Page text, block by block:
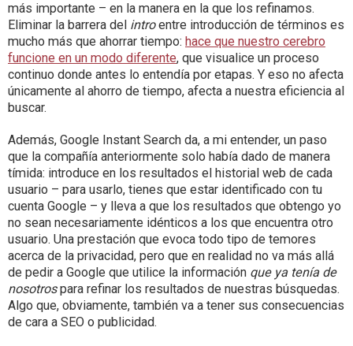
más importante – en la manera en la que los refinamos.
Eliminar la barrera del introentre introducción de términos es
mucho más que ahorrar tiempo: hace que nuestro cerebro
funcione en un modo diferente, que visualice un proceso
continuo donde antes lo entendía por etapas. Y eso no afecta
únicamente al ahorro de tiempo, afecta a nuestra eficiencia al
buscar.
Además, Google Instant Search da, a mi entender, un paso
que la compañía anteriormente solo había dado de manera
tímida: introduce en los resultados el historial web de cada
usuario – para usarlo, tienes que estar identificado con tu
cuenta Google – y lleva a que los resultados que obtengo yo
no sean necesariamente idénticos a los que encuentra otro
usuario. Una prestación que evoca todo tipo de temores
acerca de la privacidad, pero que en realidad no va más allá
de pedir a Google que utilice la información que ya tenía de
nosotrospara refinar los resultados de nuestras búsquedas.
Algo que, obviamente, también va a tener sus consecuencias
de cara a SEO o publicidad.